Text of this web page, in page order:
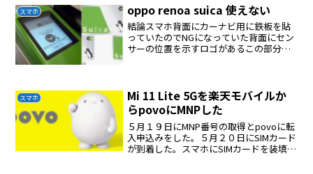
スマホ oppo renoa suica 使えない
結論スマホ背面にカーナビ用に鉄板を貼
っていたのでNGになっていた背面にセン
サーの位置を示すロゴがあるこの部分を
スマホ
Mi 11 Lite 5Gを楽天モバイルか
らpovoにMNPした
５月１９日にMNP番号の取得とpovoに転
入申込みをした。５月２０日にSIMカード
が到着した。スマホにSIMカードを装填